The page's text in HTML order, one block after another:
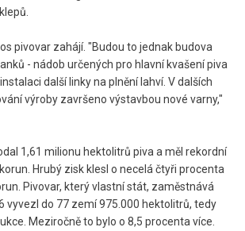
pivovar zahájí. "Budou to jednak budova
- nádob určených pro hlavní kvašení piva
další linky na plnění lahví. V dalších
výroby završeno výstavbou nové varny,"
1,61 milionu hektolitrů piva a měl rekordní
Hrubý zisk klesl o necelá čtyři procenta
Pivovar, který vlastní stát, zaměstnává
vyvezl do 77 zemí 975.000 hektolitrů, tedy
Meziročně to bylo o 8,5 procenta více.